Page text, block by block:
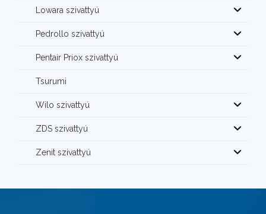
Lowara szivattyú
Pedrollo szivattyú
Pentair Priox szivattyú
Tsurumi
Wilo szivattyú
ZDS szivattyú
Zenit szivattyú